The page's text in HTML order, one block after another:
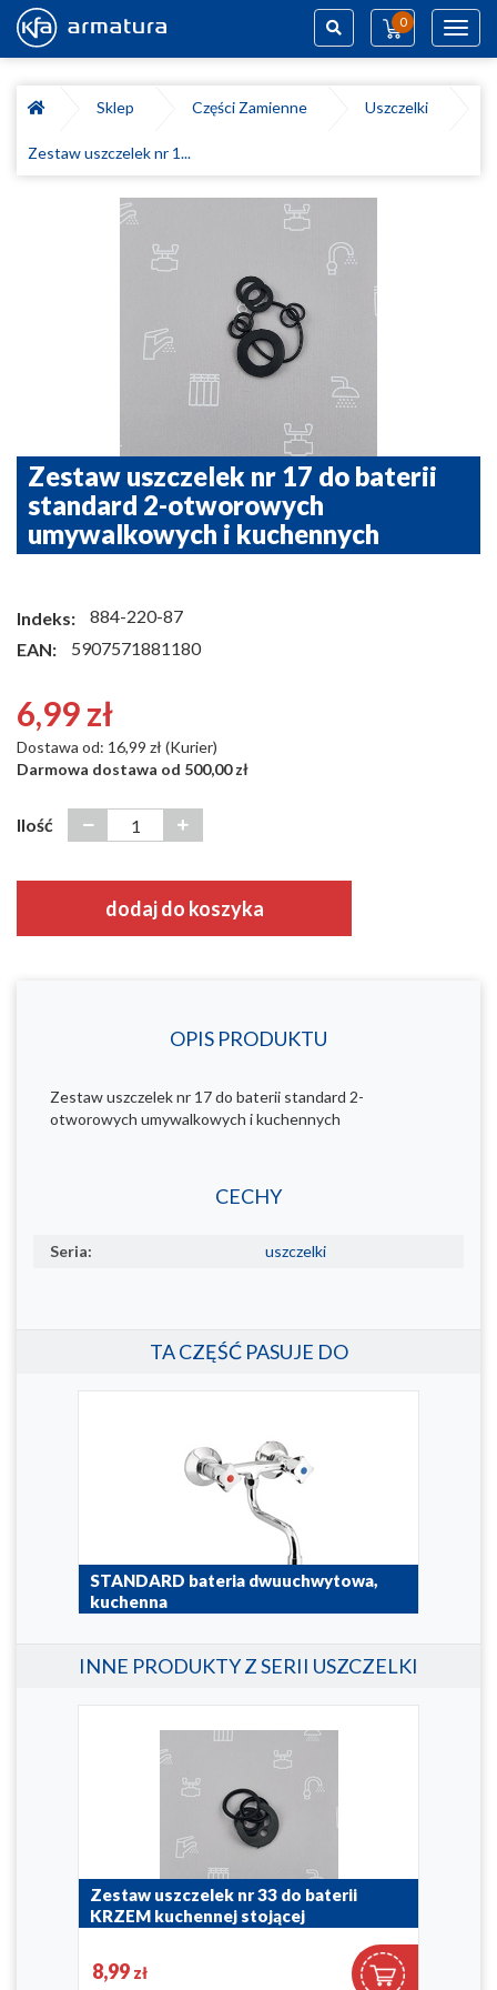
0
Sklep
Części Zamienne Uszczelki
Zestaw uszczelek nr 1...
Zestaw uszczelek nr 17 do baterii
standard 2-otworowych
umywalkowych i kuchennych
Indeks:
884-220-87
EAN:
5907571881180
6,99 zł
Dostawa od: 16,99 zł (Kurier)
Darmowa dostawa od 500,00 zł
Ilość
dodaj do koszyka
OPIS PRODUKTU
Zestaw uszczelek nr 17 do baterii standard 2-
otworowych umywalkowych i kuchennych
CECHY
Seria: uszczelki
TA CZĘŚĆ PASUJE DO
STANDARD bateria dwuuchwytowa,
kuchenna
300-410-00 300-
INNE PRODUKTY Z SERII USZCZELKI
Zestaw uszczelek nr 33 do baterii
KRZEM kuchennej stojącej
8,99 zł